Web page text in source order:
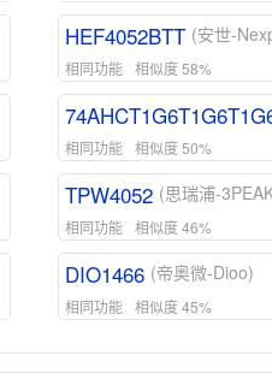
HEF4052BTT (安世-
相同功能 相似度 58%
相同功能 相似度 50%
TPW4052 (思瑞浦-
相同功能 相似度 46%
DIO1466 (帝奥微-Dioo)
相同功能 相似度 45%
DIO1159 (帝奥微-Dioo)